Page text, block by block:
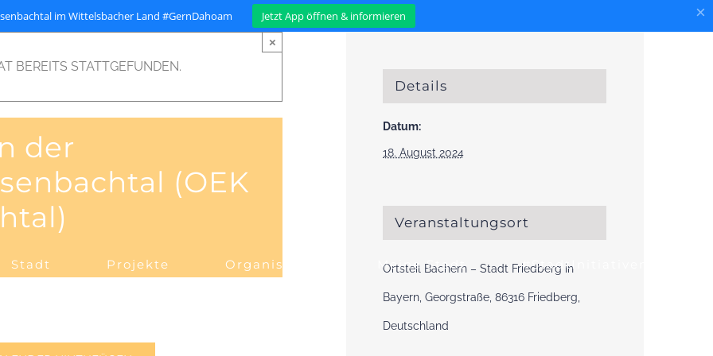
im Wittelsbacher Land #GernDahoam Jetzt App öffnen & informieren ×
Stadt Projekte Organisation Meine Stadt #StadtInitiativen
BEREITS STATTGEFUNDEN.
×
der
(OEK
Details
Datum:
18. August 2024
Veranstaltungsort
Ortsteil Bachern – Stadt Friedberg in
Bayern, Georgstraße, 86316 Friedberg,
Deutschland